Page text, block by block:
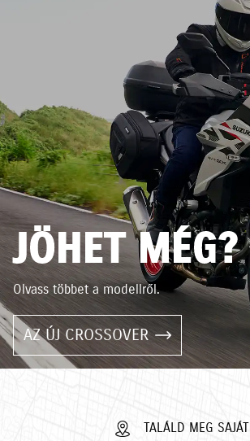
JÖHET MÉG?
Olvass többet a modellről.
AZ ÚJ CROSSOVER
TALÁLD MEG SAJÁT